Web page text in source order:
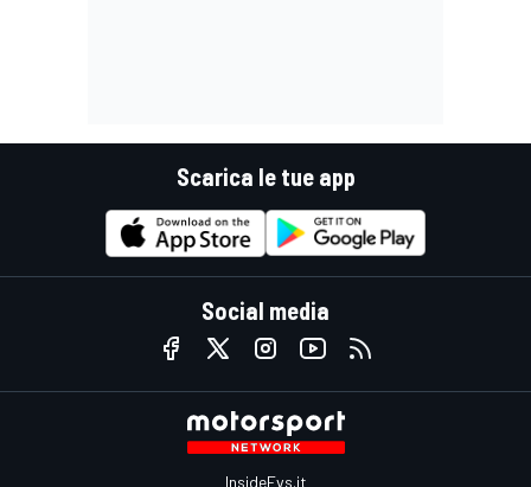
Scarica le tue app
Social media
InsideEvs.it